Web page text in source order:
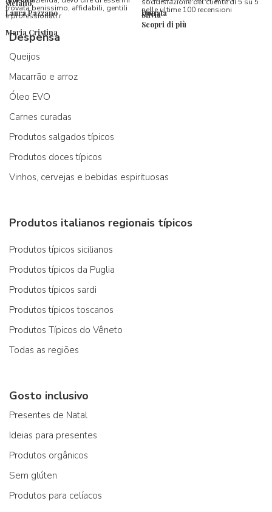
stefano
Laura Pazzano
trovata benissimo, affidabili, gentili
e professionali.r
Maria Cristina
Donata
Silvia
nelle ultime 100 recensioni
Scopri di più
Despensa
Queijos
Macarrão e arroz
Óleo EVO
Carnes curadas
Produtos salgados típicos
Produtos doces típicos
Vinhos, cervejas e bebidas espirituosas
Produtos italianos regionais típicos
Produtos típicos sicilianos
Produtos típicos da Puglia
Produtos típicos sardi
Produtos típicos toscanos
Produtos Típicos do Vêneto
Todas as regiões
Gosto inclusivo
Presentes de Natal
Ideias para presentes
Produtos orgânicos
Sem glúten
Produtos para celíacos